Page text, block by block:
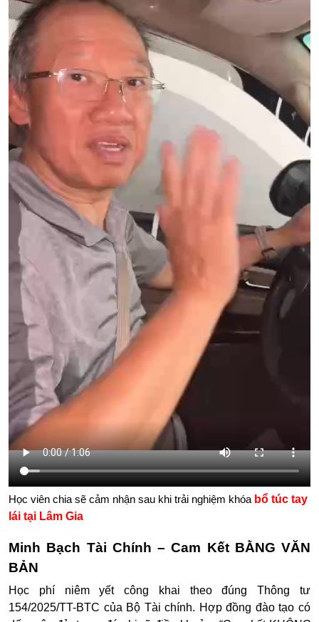
Học viên chia sẽ cảm nhận sau khi trải nghiệm khóa bổ túc tay
lái tại Lâm Gia
Minh Bạch Tài Chính – Cam Kết BẰNG VĂN
BẢN
Học phí niêm yết công khai theo đúngThông tư
154/2025/TT-BTC của Bộ Tài chính. Hợp đồng đào tạo có